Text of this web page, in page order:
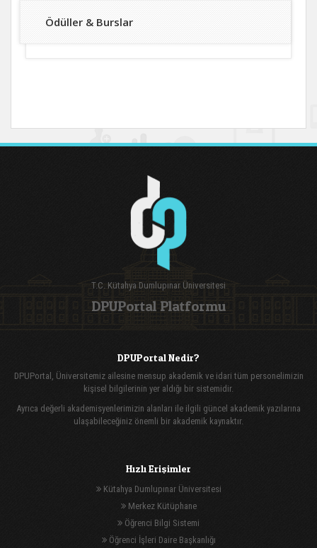
Ödüller & Burslar
T.C. Kütahya Dumlupınar Üniversitesi
DPUPortal Platformu
DPUPortal Nedir?
DPUPortal, Üniversitemiz ailesine mensup akademik ve idari tüm personelimizin
kişisel bilgilerinin yer aldığı bir sistemidir.
Ayrıca değerli akademisyenlerimizin alanları ile ilgili güncel akademik yazılarına
ulaşabileceğiniz önemli bir akademik kaynaktır.
Hızlı Erişimler
Kütahya Dumlupınar Üniversitesi
Merkez Kütüphane
Öğrenci Bilgi Sistemi
Öğrenci İşleri Daire Başkanlığı